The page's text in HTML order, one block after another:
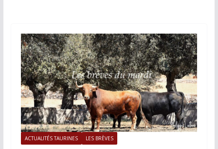
ACTUALITÉS TAURINES LES BRÈVES